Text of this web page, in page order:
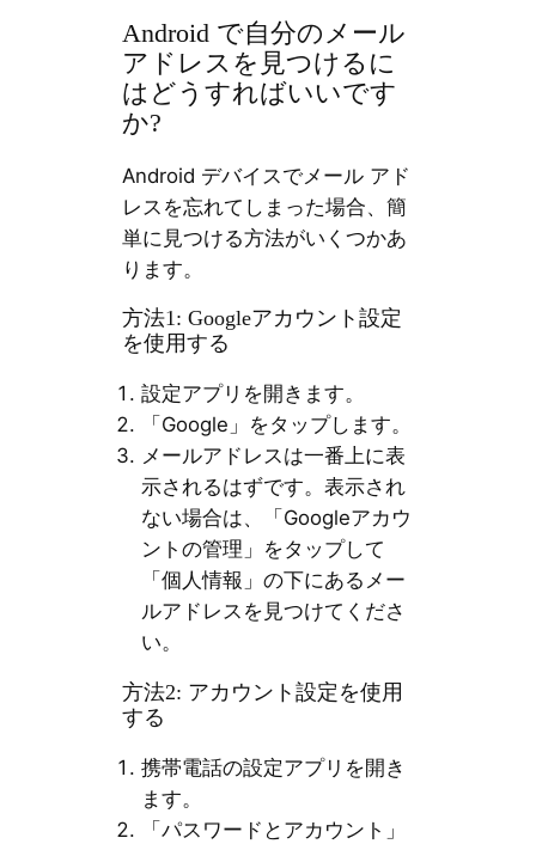
Android で自分のメール
アドレスを見つけるに
はどうすればいいです
か?
Android デバイスでメール アド
レスを忘れてしまった場合、簡
単に見つける方法がいくつかあ
ります。
方法1: Googleアカウント設定
を使用する
設定アプリを開きます。
「Google」をタップします。
メールアドレスは一番上に表
示されるはずです。表示され
ない場合は、「Googleアカウ
ントの管理」をタップして
「個人情報」の下にあるメー
ルアドレスを見つけてくださ
い。
方法2: アカウント設定を使用
する
携帯電話の設定アプリを開き
ます。
「パスワードとアカウント」